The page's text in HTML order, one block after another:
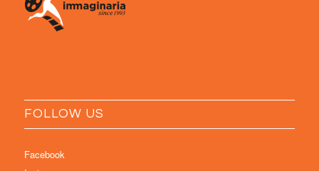
FOLLOW US
Facebook